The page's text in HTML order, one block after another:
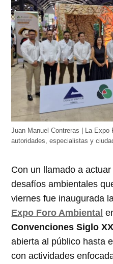
Juan Manuel Contreras | La Expo
autoridades, especialistas y
Con un llamado a
desafíos ambientales
viernes fue inaugurada
Expo Foro Ambiental
Convenciones Siglo
abierta al público hasta
con actividades